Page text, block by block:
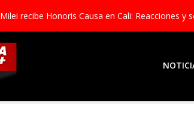
Milei recibe Honoris Causa en Cali: Reacciones y